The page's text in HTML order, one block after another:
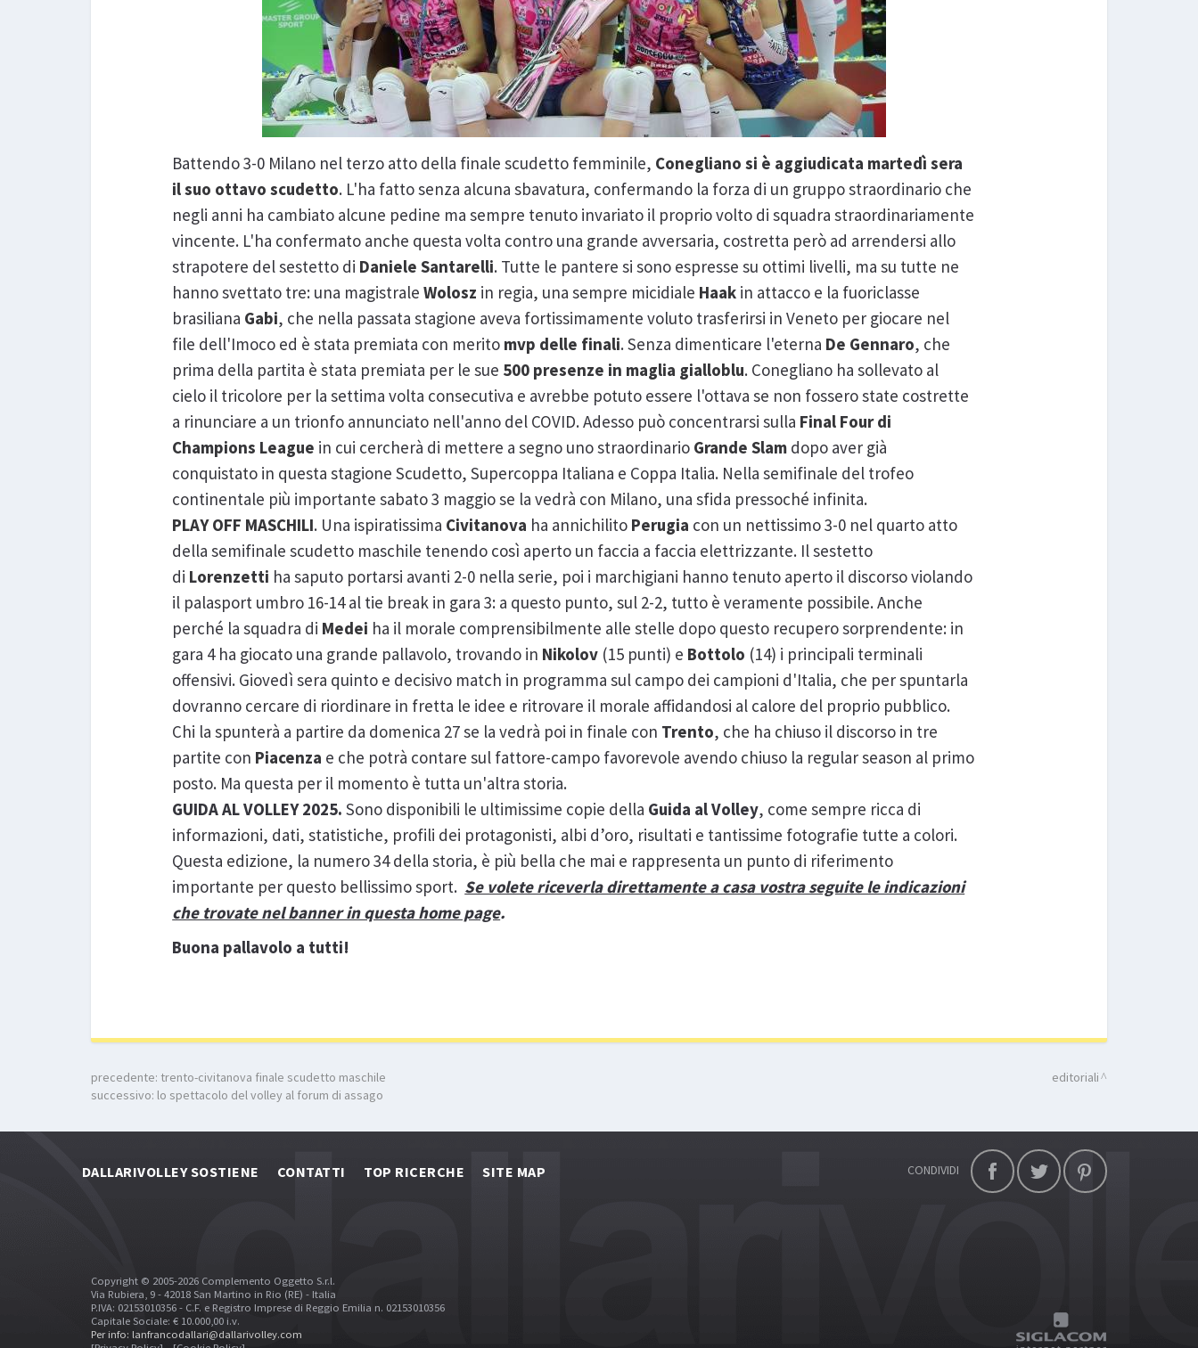
Battendo 3-0 Milano nel terzo atto della finale scudetto femminile, Conegliano si è aggiudicata martedì sera
il suo ottavo scudetto. L'ha fatto senza alcuna sbavatura, confermando la forza di un gruppo straordinario che
negli anni ha cambiato alcune pedine ma sempre tenuto invariato il proprio volto di squadra straordinariamente
vincente. L'ha confermato anche questa volta contro una grande avversaria, costretta però ad arrendersi allo
strapotere del sestetto di Daniele Santarelli. Tutte le pantere si sono espresse su ottimi livelli, ma su tutte ne
hanno svettato tre: una magistraleWolosz in regia, una sempre micidiale Haak in attacco e la fuoriclasse
brasiliana Gabi, che nella passata stagione aveva fortissimamente voluto trasferirsi in Veneto per giocare nel
file dell'Imoco ed è stata premiata con merito mvp delle finali. Senza dimenticare l'eterna De Gennaro, che
prima della partita è stata premiata per le sue 500 presenze in maglia gialloblu. Conegliano ha sollevato al
cielo il tricolore per la settima volta consecutiva e avrebbe potuto essere l'ottava se non fossero state costrette
a rinunciare a un trionfo annunciato nell'anno del COVID. Adesso può concentrarsi sulla Final Four di
Champions League in cui cercherà di mettere a segno uno straordinario Grande Slam dopo aver già
conquistato in questa stagione Scudetto, Supercoppa Italiana e Coppa Italia. Nella semifinale del trofeo
continentale più importante sabato 3 maggio se la vedrà con Milano, una sfida pressoché infinita.
PLAY OFF MASCHILI. Una ispiratissima Civitanova ha annichilito Perugia con un nettissimo 3-0 nel quarto atto
della semifinale scudetto maschile tenendo così aperto un faccia a faccia elettrizzante. Il sestetto
di Lorenzetti ha saputo portarsi avanti 2-0 nella serie, poi i marchigiani hanno tenuto aperto il discorso violando
il palasport umbro 16-14 al tie break in gara 3: a questo punto, sul 2-2, tutto è veramente possibile. Anche
perché la squadra di Medei ha il morale comprensibilmente alle stelle dopo questo recupero sorprendente: in
gara 4 ha giocato una grande pallavolo, trovando in Nikolov (15 punti) e Bottolo (14) i principali terminali
offensivi. Giovedì sera quinto e decisivo match in programma sul campo dei campioni d'Italia, che per spuntarla
dovranno cercare di riordinare in fretta le idee e ritrovare il morale affidandosi al calore del proprio pubblico.
Chi la spunterà a partire da domenica 27 se la vedrà poi in finale con Trento, che ha chiuso il discorso in tre
partite con Piacenza e che potrà contare sul fattore-campo favorevole avendo chiuso la regular season al primo
posto. Ma questa per il momento è tutta un'altra storia.
GUIDA AL VOLLEY 2025.Sono disponibili le ultimissime copie della Guida al Volley, come sempre ricca di
informazioni, dati, statistiche, profili dei protagonisti, albi d’oro, risultati e tantissime fotografie tutte a colori.
Questa edizione, la numero 34 della storia, è più bella che mai e rappresenta un punto di riferimento
importante per questo bellissimo sport. Se volete riceverla direttamente a casa vostra seguite le indicazioni
che trovate nel banner in questa home page.
Buona pallavolo a tutti!
precedente: trento-civitanova finale scudetto maschile
successivo: lo spettacolo del volley al forum di assago
editoriali
DALLARIVOLLEY SOSTIENE CONTATTI TOP RICERCHE SITE MAP CONDIVIDI
Copyright © 2005-2026 Complemento Oggetto S.r.l.
Via Rubiera, 9 - 42018 San Martino in Rio (RE) - Italia
P.IVA: 02153010356 - C.F. e Registro Imprese di Reggio Emilia n. 02153010356
Capitale Sociale: € 10.000,00 i.v.
Per info: lanfrancodallari@dallarivolley.com